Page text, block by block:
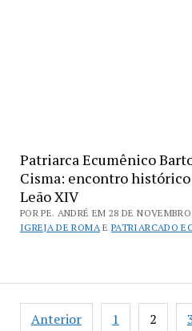
Patriarca Ecumênico
Cisma: encontro
Leão XIV
POR PE. ANDRÉ EM 28 DE
IGREJA DE ROMA EPATRIARCADO
Anterior 1 2